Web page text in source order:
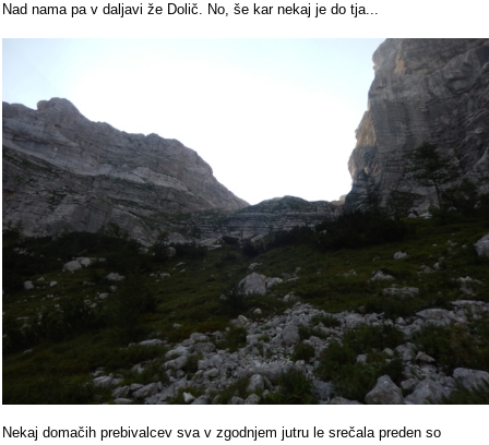
Nad nama pa v daljavi že Dolič. No, še kar nekaj je do tja...
Nekaj domačih prebivalcev sva v zgodnjem jutru le srečala preden so